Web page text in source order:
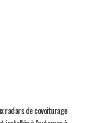
radars de covoiturage